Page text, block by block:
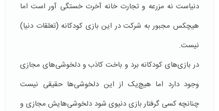
دنیاست نه مزرعه و تجارت خانه آخرت خستگی آور است اما
هیچکس مجبور به شرکت در این بازی کودکانه (تعلقات دنیا)
نیست.
در بازی‌های کودکانه برد و باخت کاذب و دلخوشی‌های مجازی
وجود دارد اما هیچ‌یک از این دلخوشی‌ها حقیقی نیست
چنانچه کسی گرفتار بازی دنیوی شود دلخوشی‌هایش مجازی و